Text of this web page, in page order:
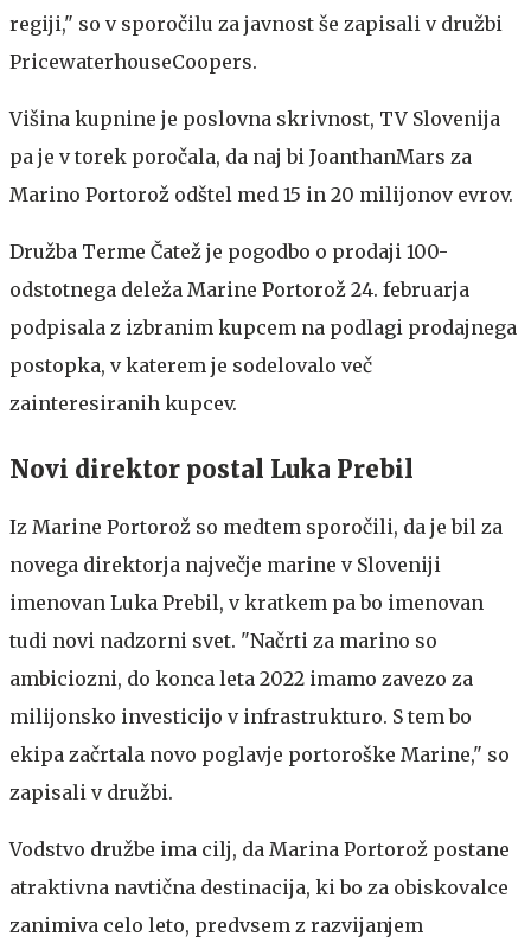
regiji," so v sporočilu za javnost še zapisali v družbi
PricewaterhouseCoopers.
Višina kupnine je poslovna skrivnost, TV Slovenija
pa je v torek poročala, da naj bi JoanthanMars za
Marino Portorož odštel med 15 in 20 milijonov evrov.
Družba Terme Čatež je pogodbo o prodaji 100-
odstotnega deleža Marine Portorož 24. februarja
podpisala z izbranim kupcem na podlagi prodajnega
postopka, v katerem je sodelovalo več
zainteresiranih kupcev.
Novi direktor postal Luka Prebil
Iz Marine Portorož so medtem sporočili, da je bil za
novega direktorja največje marine v Sloveniji
imenovan Luka Prebil, v kratkem pa bo imenovan
tudi novi nadzorni svet. "Načrti za marino so
ambiciozni, do konca leta 2022 imamo zavezo za
milijonsko investicijo v infrastrukturo. S tem bo
ekipa začrtala novo poglavje portoroške Marine," so
zapisali v družbi.
Vodstvo družbe ima cilj, da Marina Portorož postane
atraktivna navtična destinacija, ki bo za obiskovalce
zanimiva celo leto, predvsem z razvijanjem